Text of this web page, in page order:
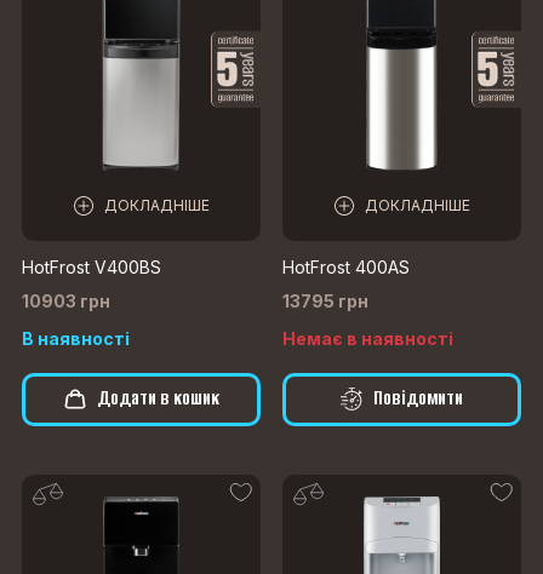
ДОКЛАДНІШЕ ДОКЛАДНІШЕ
HotFrost V400BS
HotFrost 400AS
10903 грн
13795 грн
В наявності
Додати в кошик
Немає в наявності
Повідомити